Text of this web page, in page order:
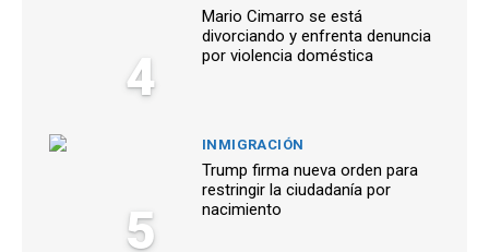
4
Mario Cimarro se está
divorciando y enfrenta denuncia
por violencia doméstica
5
INMIGRACIÓN
Trump firma nueva orden para
restringir la ciudadanía por
nacimiento